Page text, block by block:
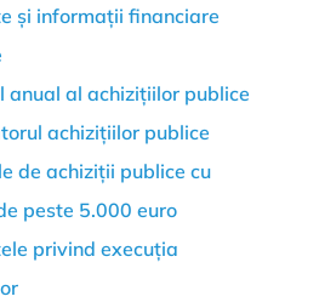
și informații financiare
anual al achizițiilor publice
achizițiilor publice
de achiziții publice cu
peste 5.000 euro
privind execuția